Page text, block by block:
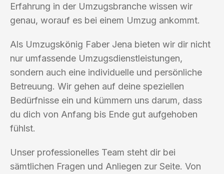
Erfahrung in der Umzugsbranche wissen wir
genau, worauf es bei einem Umzug ankommt.
Als Umzugskönig Faber Jena bieten wir dir nicht
nur umfassende Umzugsdienstleistungen,
sondern auch eine individuelle und persönliche
Betreuung. Wir gehen auf deine speziellen
Bedürfnisse ein und kümmern uns darum, dass
du dich von Anfang bis Ende gut aufgehoben
fühlst.
Unser professionelles Team steht dir bei
sämtlichen Fragen und Anliegen zur Seite. Von